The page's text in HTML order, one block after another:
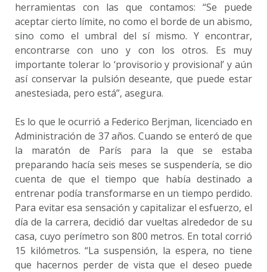
herramientas con las que contamos: “Se puede
aceptar cierto límite, no como el borde de un abismo,
sino como el umbral del sí mismo. Y encontrar,
encontrarse con uno y con los otros. Es muy
importante tolerar lo ‘provisorio y provisional’ y aún
así conservar la pulsión deseante, que puede estar
anestesiada, pero está”, asegura.
Es lo que le ocurrió a Federico Berjman, licenciado en
Administración de 37 años. Cuando se enteró de que
la maratón de París para la que se estaba
preparando hacía seis meses se suspendería, se dio
cuenta de que el tiempo que había destinado a
entrenar podía transformarse en un tiempo perdido.
Para evitar esa sensación y capitalizar el esfuerzo, el
día de la carrera, decidió dar vueltas alrededor de su
casa, cuyo perímetro son 800 metros. En total corrió
15 kilómetros. “La suspensión, la espera, no tiene
que hacernos perder de vista que el deseo puede